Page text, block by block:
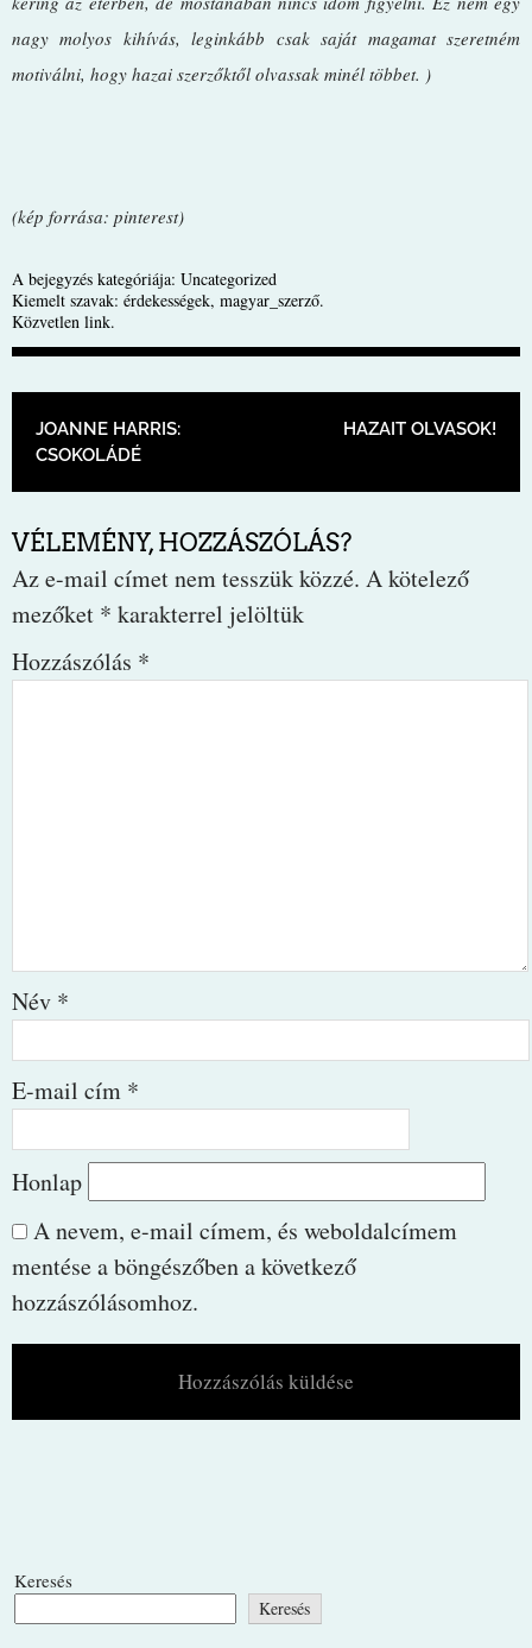
nagy molyos kihívás, leginkább csak saját magamat szeretném
motiválni, hogy hazai szerzőktől olvassak minél többet. )
(kép forrása: pinterest)
A bejegyzés kategóriája: Uncategorized
Kiemelt szavak: érdekességek, magyar_szerző.
Közvetlen link.
BEJEGYZÉS NAVIGÁCIÓ
JOANNE HARRIS:
CSOKOLÁDÉ
HAZAIT OLVASOK!
VÉLEMÉNY, HOZZÁSZÓLÁS?
Az e-mail címet nem tesszük közzé. A kötelező
mezőket * karakterrel jelöltük
Hozzászólás *
Név *
E-mail cím *
Honlap
A nevem, e-mail címem, és weboldalcímem
mentése a böngészőben a következő
hozzászólásomhoz.
Keresés
Keresés